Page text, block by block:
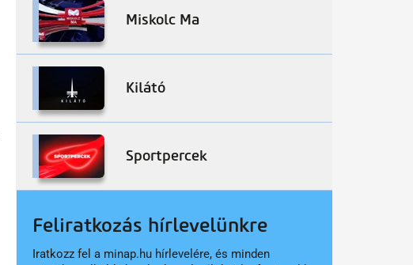
Miskolc Ma
Kilátó
Sportpercek
Feliratkozás hírlevelünkre
Iratkozz fel a minap.hu hírlevelére, és minden